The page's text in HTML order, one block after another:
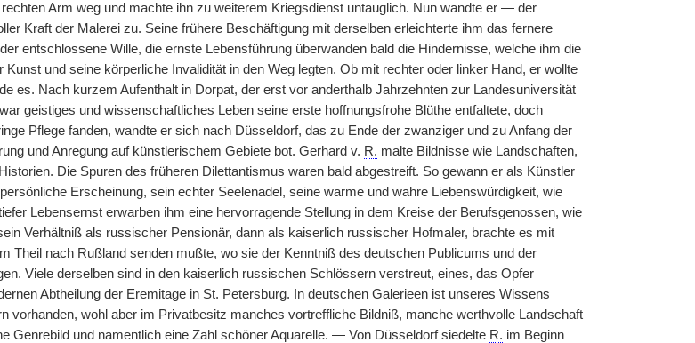
Arm weg und machte ihn zu weiterem Kriegsdienst untauglich. Nun wandte er — der
Kraft der Malerei zu. Seine frühere Beschäftigung mit derselben erleichterte ihm das fernere
entschlossene Wille, die ernste Lebensführung überwanden bald die Hindernisse, welche ihm die
und seine körperliche Invalidität in den Weg legten. Ob mit rechter oder linker Hand, er wollte
es. Nach kurzem Aufenthalt in Dorpat, der erst vor anderthalb Jahrzehnten zur Landesuniversität
geistiges und wissenschaftliches Leben seine erste hoffnungsfrohe Blüthe entfaltete, doch
Pflege fanden, wandte er sich nach Düsseldorf, das zu Ende der zwanziger und zu Anfang der
und Anregung auf künstlerischem Gebiete bot. Gerhard v. R. malte Bildnisse wie Landschaften,
Die Spuren des früheren Dilettantismus waren bald abgestreift. So gewann er als Künstler
Erscheinung, sein echter Seelenadel, seine warme und wahre Liebenswürdigkeit, wie
Lebensernst erwarben ihm eine hervorragende Stellung in dem Kreise der Berufsgenossen, wie
Verhältniß als russischer Pensionär, dann als kaiserlich russischer Hofmaler, brachte es mit
Theil nach Rußland senden mußte, wo sie der Kenntniß des deutschen Publicums und der
Viele derselben sind in den kaiserlich russischen Schlössern verstreut, eines, das Opfer
Abtheilung der Eremitage in St. Petersburg. In deutschen Galerieen ist unseres Wissens
vorhanden, wohl aber im Privatbesitz manches vortreffliche Bildniß, manche werthvolle Landschaft
Genrebild und namentlich eine Zahl schöner Aquarelle. — Von Düsseldorf siedelte R. im Beginn